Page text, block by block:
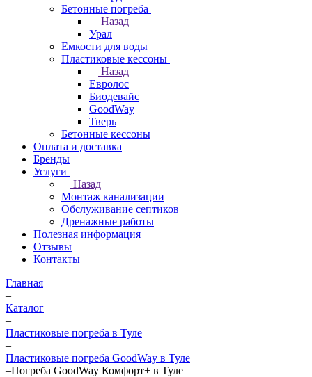
Бетонные погреба
Назад
Урал
Емкости для воды
Пластиковые кессоны
Назад
Евролос
Биодевайс
GoodWay
Тверь
Бетонные кессоны
Оплата и доставка
Бренды
Услуги
Назад
Монтаж канализации
Обслуживание септиков
Дренажные работы
Полезная информация
Отзывы
Контакты
Главная
–
Каталог
–
Пластиковые погреба в Туле
–
Пластиковые погреба GoodWay в Туле
–Погреба GoodWay Комфорт+ в Туле